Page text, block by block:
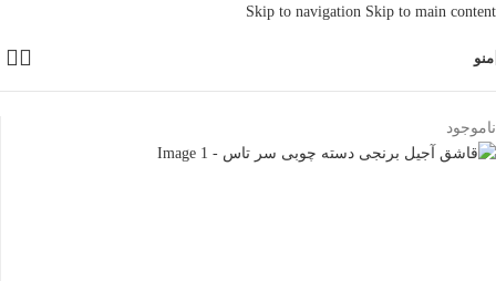
Skip to navigation Skip to main content
منو
ناموجود